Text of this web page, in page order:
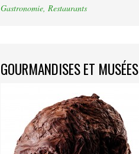
Gastronomie, Restaurants
GOURMANDISES ET MUSÉES